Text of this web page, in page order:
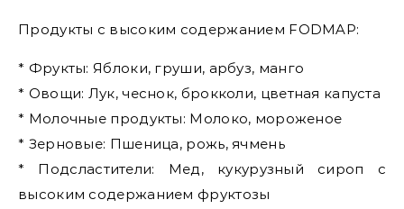
Продукты с высоким содержанием FODMAP:
* Фрукты: Яблоки, груши, арбуз, манго
* Овощи: Лук, чеснок, брокколи, цветная капуста
* Молочные продукты: Молоко, мороженое
* Зерновые: Пшеница, рожь, ячмень
* Подсластители: Мед, кукурузный сироп с
высоким содержанием фруктозы